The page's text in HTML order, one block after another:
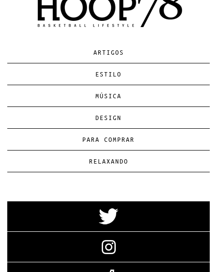
ARTIGOS
ESTILO
MÚSICA
DESIGN
PARA COMPRAR
RELAXANDO